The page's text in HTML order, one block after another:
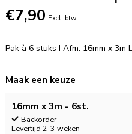
€7,90 Excl. btw
Pak à 6 stuks I Afm. 16mm x 3m
Maak een keuze
16mm x 3m - 6st.
Backorder
Levertijd 2-3 weken